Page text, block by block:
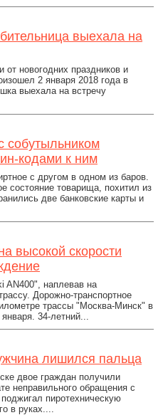
выехала на
новогодних праздников и
2 января 2018 года в
выехала на встречу
собутыльником
кодами к ним
с другом в одном из баров.
состояние товарища, похитил из
две банковские карты и
высокой скорости
AN400", наплевав на
Дорожно-транспортное
трассы "Москва-Минск" в
34-летний...
лишился пальца
двое граждан получили
неправильного обращения с
пиротехническую
в руках....